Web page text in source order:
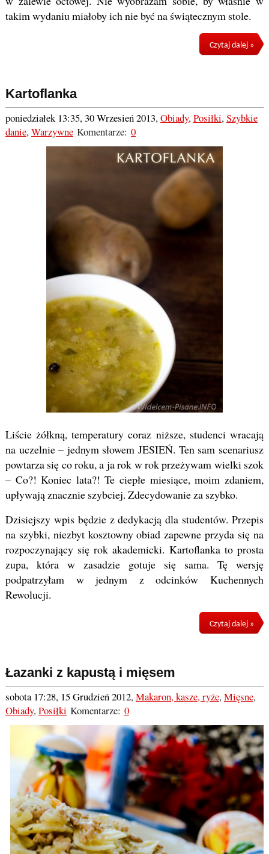
takim wydaniu miałoby ich nie być na świątecznym stole.
Czytaj dalej »
Kartoflanka
poniedziałek 13:35, 30 Wrzesień 2013,Obiady,Posiłki,Szybkie
danie,WarzywneKomentarze: 0
Liście żółkną, temperatury coraz niższe, studenci wracają
na uczelnie – jednym słowem JESIEŃ. Ten sam scenariusz
powtarza się co roku, a ja rok w rok przeżywam wielki szok
– Co?! Koniec lata?! Te ciepłe miesiące, moim zdaniem,
upływają znacznie szybciej. Zdecydowanie za szybko.
Dzisiejszy wpis będzie z dedykacją dla studentów. Przepis
na szybki, niezbyt kosztowny obiad zapewne przyda się na
rozpoczynający się rok akademicki. Kartoflanka to prosta
zupa, która w zasadzie gotuje się sama. Tę wersję
podpatrzyłam w jednym z odcinków Kuchennych
Rewolucji.
Czytaj dalej »
Łazanki z kapustą i mięsem
sobota 17:28, 15 Grudzień 2012,Makaron, kasze, ryże,Mięsne,
Obiady,Posiłki Komentarze: 0